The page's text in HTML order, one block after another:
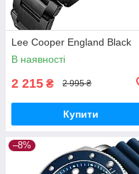
Lee Cooper England Black
В наявності
2 215 ₴ 2 995 ₴
Купити
–8%